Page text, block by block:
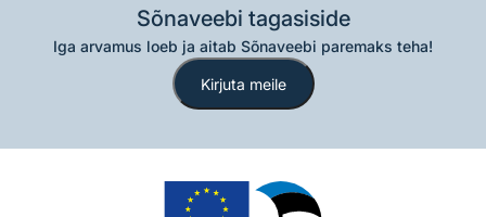
Sõnaveebi tagasiside
Iga arvamus loeb ja aitab Sõnaveebi paremaks teha!
Kirjuta meile